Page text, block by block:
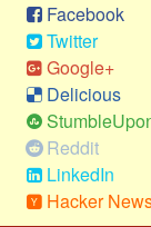
Facebook
Twitter
Google+
Delicious
Reddit
LinkedIn
Hacker